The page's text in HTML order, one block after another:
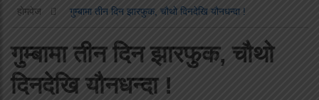
होमपेज गुम्बामा तीन दिन झारफुक, चौथो दिनदेखि यौनधन्दा !
गुम्बामा तीन दिन झारफुक, चौथो
दिनदेखि यौनधन्दा !